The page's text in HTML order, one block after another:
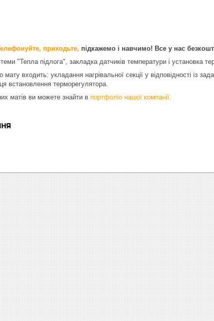
приходьте, підкажемо і навчимо! Все у нас
"Тепла підлога", закладка датчиків температури і установка
мату входить: укладання нагрівальної секції у відповідності із
встановлення терморегулятора.
матів ви можете знайти в портфоліо нашої компанії.